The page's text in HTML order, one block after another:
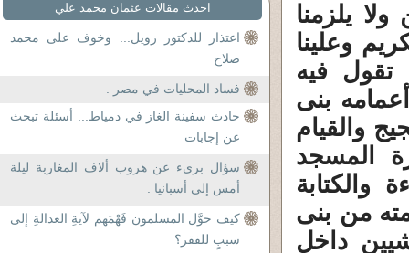
يلزمنا
وعلينا
تقول فيه
بنى
والقيام
المسجد
والكتابة
من بنى
داخل
احدث مقالات عثمان محمد علي
اعتذار للدكتور زويل... وخوف على محمد
صلاح
فساد المحليات في مصر .
حادث سفينة الغاز في دمياط... أسئلة تبحث
عن إجابات
سؤال برىء عن هروب ألاف المغاربة ليلة
أمس إلى أسبانيا .
كيف حوَّل المسلمون فَهْمَهم لآيةِ العدالةِ إلى
سببٍ للفقر؟